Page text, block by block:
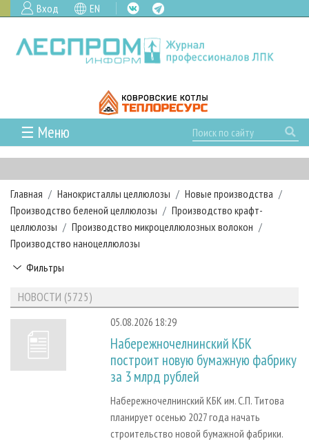
Вход EN
☰ Меню
ГЛАВНАЯ
РУБРИКИ И ТЕМЫ
РУБРИКИ ЖУРНАЛА
ЛЕСНОЕ ХОЗЯЙСТВО
ЛЕСОЗАГОТОВКА
ЛЕСОПИЛЕНИЕ
ДЕРЕВООБРАБОТКА
СУШКА ДРЕВЕСИНЫ
ПРОИЗВОДСТВО ДРЕВЕСНЫХ ПЛИТ
ДЕРЕВЯННОЕ ДОМОСТРОЕНИЕ
ПРОИЗВОДСТВО МЕБЕЛИ
НОВОСТИ
КАЛЕНДАРЬ СОБЫТИЙ
НОВОСТИ ЛПК
НОВОСТИ ЖУРНАЛА
НОВОСТИ КОМПАНИЙ
ПРОЕКТЫ ЛПИ
АНАЛИТИКА
ПРЕДПРИЯТИЯ ЛПК
ЛЕСНЫЕ РЕГИОНЫ РОССИИ
ПЕРСОНЫ
МОБИЛЬНЫЕ ВЫСТАВКИ
ОФИЦИАЛЬНЫЕ ДЕЛЕГАЦИИ
ПРИОРИТЕТНЫЕ ИНВЕСТПРОЕКТЫ
RUSSIAN FORESTRY REVIEW
ГАЗЕТА ЛЕСПРОМФОРУМ
АРХИВ
АРХИВ ЖУРНАЛОВ
СТАТЬИ
О ЖУРНАЛЕ
ПОДПИСКА
КОНТАКТЫ
РЕКЛАМОДАТЕЛЯМ
РЕКЛАМА
РЕКЛАМА НА САЙТЕ
Главная Нанокристаллы целлюлозы
Новые производства
Производство беленой целлюлозы
Производство крафт-
целлюлозы
Производство микроцеллюлозных волокон
Производство наноцеллюлозы
Фильтры
НОВОСТИ (5725)
05.08.2026 18:29
Набережночелнинский КБК
построит новую бумажную фабрику
за 3 млрд рублей
Набережночелнинский КБК им. С.П. Титова
планирует осенью 2027 года начать
строительство новой бумажной фабрики.